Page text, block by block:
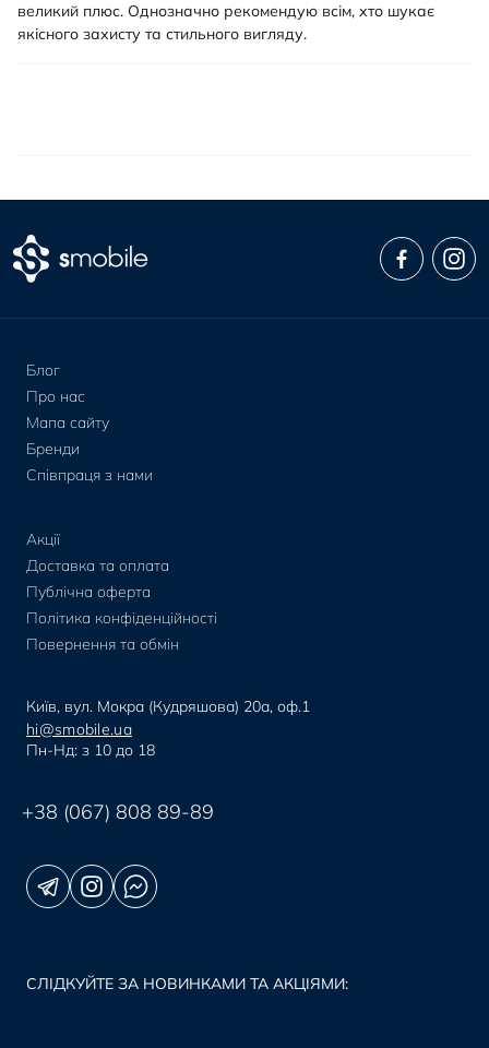
великий плюс. Однозначно рекомендую всім, хто шукає
якісного захисту та стильного вигляду.
Блог
Про нас
Мапа сайту
Бренди
Співпраця з нами
Акції
Доставка та оплата
Публічна оферта
Політика конфіденційності
Повернення та обмін
Київ, вул. Мокра (Кудряшова) 20а, оф.1
hi@smobile.ua
Пн-Нд: з 10 до 18
+38 (067) 808 89-89
СЛІДКУЙТЕ ЗА НОВИНКАМИ ТА АКЦІЯМИ: